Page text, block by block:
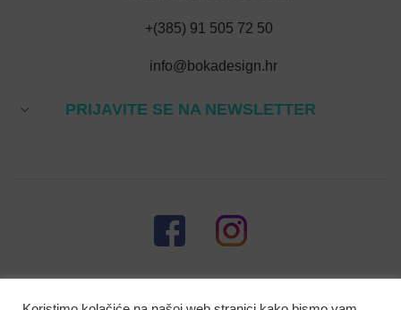
+(385) 91 505 72 50
info@bokadesign.hr
PRIJAVITE SE NA NEWSLETTER